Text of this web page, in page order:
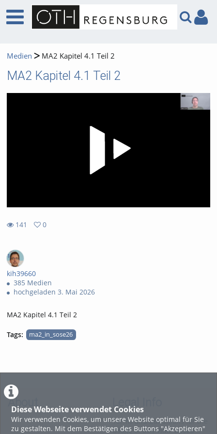
Diese Webseite verwendet Cookies
Wir verwenden Cookies, um unsere Website optimal für Sie
zu gestalten. Mit dem Bestätigen des Buttons "Akzeptieren"
Medien MA2 Kapitel 4.1 Teil 2
MA2 Kapitel 4.1 Teil 2
141
0
kih39660
385 Medien
hochgeladen 3. Mai 2026
MA2 Kapitel 4.1 Teil 2
Tags: ma2_in_sose26
About Legal Info
Terms and Conditions for the
Usage of this ViMP based